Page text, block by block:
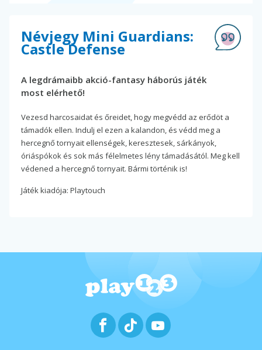
Névjegy Mini Guardians:
Castle Defense
A legdrámaibb akció-fantasy háborús játék
most elérhető!
Vezesd harcosaidat és őreidet, hogy megvédd az erődöt a
támadók ellen. Indulj el ezen a kalandon, és védd meg a
hercegnő tornyait ellenségek, keresztesek, sárkányok,
óriáspókok és sok más félelmetes lény támadásától. Meg kell
védened a hercegnő tornyait. Bármi történik is!
Játék kiadója: Playtouch